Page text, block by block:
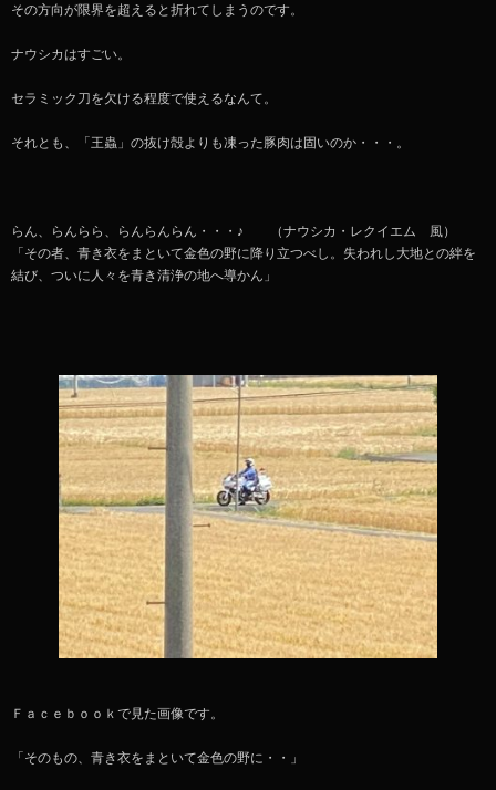
その方向が限界を超えると折れてしまうのです。
ナウシカはすごい。
セラミック刀を欠ける程度で使えるなんて。
それとも、「王蟲」の抜け殻よりも凍った豚肉は固いのか・・・。
らん、らんらら、らんらんらん・・・♪ （ナウシカ・レクイエム 風）
「その者、青き衣をまといて金色の野に降り立つべし。失われし大地との絆を
結び、ついに人々を青き清浄の地へ導かん」
Ｆａｃｅｂｏｏｋで見た画像です。
「そのもの、青き衣をまといて金色の野に・・」